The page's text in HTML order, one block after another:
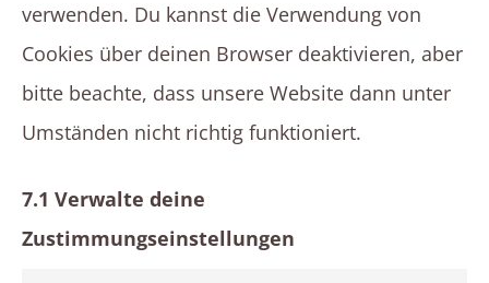
verwenden. Du kannst die Verwendung von
Cookies über deinen Browser deaktivieren, aber
bitte beachte, dass unsere Website dann unter
Umständen nicht richtig funktioniert.
7.1 Verwalte deine
Zustimmungseinstellungen